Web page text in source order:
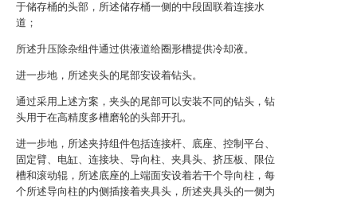
于储存桶的头部，所述储存桶一侧的中段固联着连接水
道；
所述升压除杂组件通过供液道给圈形槽提供冷却液。
进一步地，所述夹头的尾部安设着钻头。
通过采用上述方案，夹头的尾部可以安装不同的钻头，钻
头用于在高精度多槽磨轮的头部开孔。
进一步地，所述夹持组件包括连接杆、底座、控制平台、
固定臂、电缸、连接块、导向柱、夹具头、挤压板、限位
槽和滚动辊，所述底座的上端面安设着若干个导向柱，每
个所述导向柱的内侧插接着夹具头，所述夹具头的一侧为